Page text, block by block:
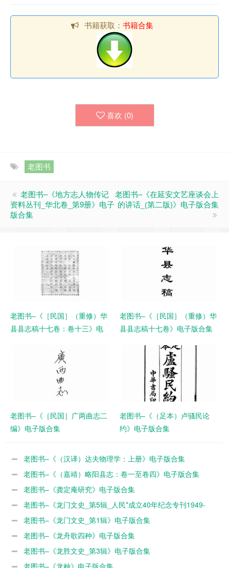
书籍获取： 书籍合集
喜欢 (0)
老图书
老图书–《地方志人物传记
资料丛刊_华北卷_第9册》电子
版合集
老图书–《在延安文艺座谈会上
的讲话_(第二版)》电子版合集
老图书–《［民国］（重修）华
县县志稿十七卷：卷十三》电
老图书–《［民国］（重修）华
县县志稿十七卷》电子版合集
老图书–《［民国］广两曲志二
编》电子版合集
老图书–《（足本）卢骚民论
约》电子版合集
老图书–《（汉译）达夫物理学：上册》电子版合集
老图书–《（嘉靖）略阳县志：卷一至卷四》电子版合集
老图书–《龚定庵研究》电子版合集
老图书–《龙门文史_第5辑_人民*成立40年纪念专刊1949-
1989》电子版合集
老图书–《龙门文史_第1辑》电子版合集
老图书–《龙舟歌四种》电子版合集
老图书–《龙胜文史_第3辑》电子版合集
老图书–《龙种》电子版合集